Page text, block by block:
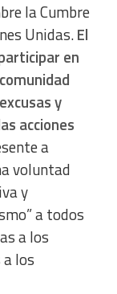
la Cumbre
Unidas.El
en
y
acciones
a
voluntad
y
a todos
a los
los